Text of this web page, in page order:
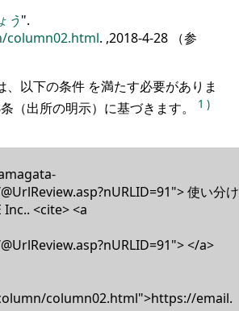
う .
column02.html. ,2018-4-28 （参
以下の条件 を満たす必要がありま
（出所の明示）に基づきます。
1 )
使い分け
Inc.. <cite> <a
</a>
column02.html">https://email.